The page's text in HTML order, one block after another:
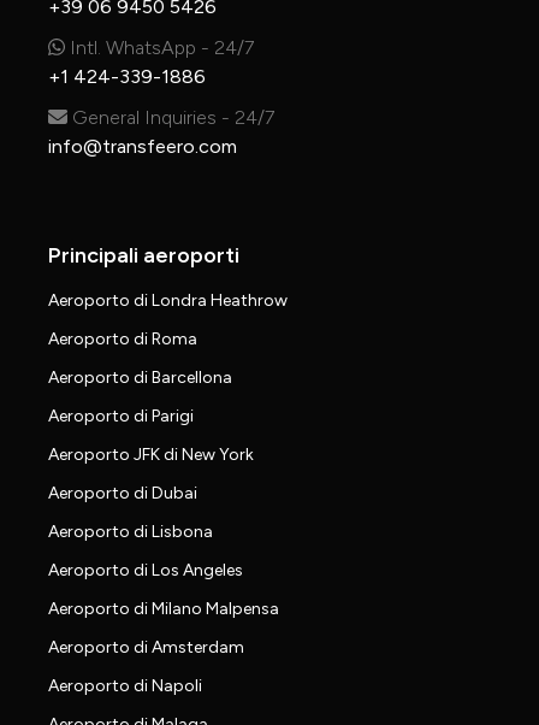
+39 06 9450 5426
Intl. WhatsApp - 24/7
+1 424-339-1886
General Inquiries - 24/7
info@transfeero.com
Principali aeroporti
Aeroporto di Londra Heathrow
Aeroporto di Roma
Aeroporto di Barcellona
Aeroporto di Parigi
Aeroporto JFK di New York
Aeroporto di Dubai
Aeroporto di Lisbona
Aeroporto di Los Angeles
Aeroporto di Milano Malpensa
Aeroporto di Amsterdam
Aeroporto di Napoli